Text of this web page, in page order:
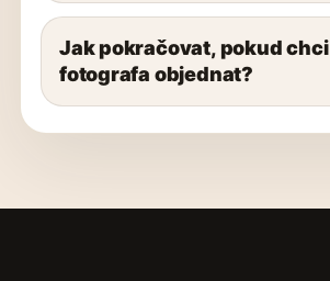
Jak pokračovat, pokud chci
fotografa objednat?